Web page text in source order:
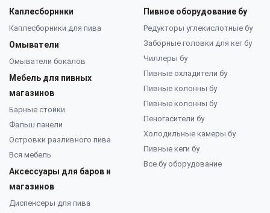
Каплесборники
Каплесборники для пива
Омыватели
Омыватели бокалов
Мебель для пивных
магазинов
Барные стойки
Фальш панели
Островки разливного пива
Вся мебель
Аксессуары для баров и
магазинов
Диспенсеры для пива
Пивное оборудование бу
Редукторы углекислотные бу
Заборные головки для кег бу
Чиллеры бу
Пивные охладители бу
Пивные колонны бу
Пивные колонны бу
Пеногасители бу
Холодильные камеры бу
Пивные кеги бу
Все бу оборудование